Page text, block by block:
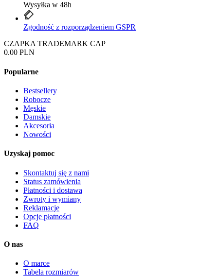
Wysyłka w 48h
Zgodność z rozporządzeniem GSPR
CZAPKA TRADEMARK CAP
0.00 PLN
Popularne
Bestsellery
Robocze
Męskie
Damskie
Akcesoria
Nowości
Uzyskaj pomoc
Skontaktuj się z nami
Status zamówienia
Płatności i dostawa
Zwroty i wymiany
Reklamacje
Opcje płatności
FAQ
O nas
O marce
Tabela rozmiarów